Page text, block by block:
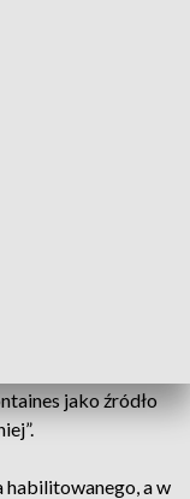
jako źródło
habilitowanego, a w